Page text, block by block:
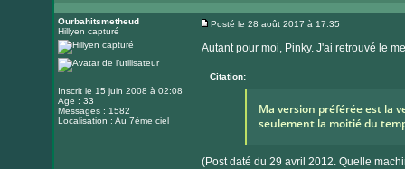
Ourbahitsmetheud
Hillyen capturé
Inscrit le 15 juin 2008 à 02:08
Age : 33
Messages : 1582
Localisation : Au 7ème ciel
Posté le 28 août 2017 à 17:35
Autant pour moi, Pinky. J'ai retrouvé le
Citation:
Ma version préférée est la
seulement la moitié du
(Post daté du 29 avril 2012. Quelle